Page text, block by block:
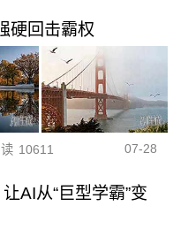
硬回击霸权
10611 07-28
AI从“巨型学霸”变